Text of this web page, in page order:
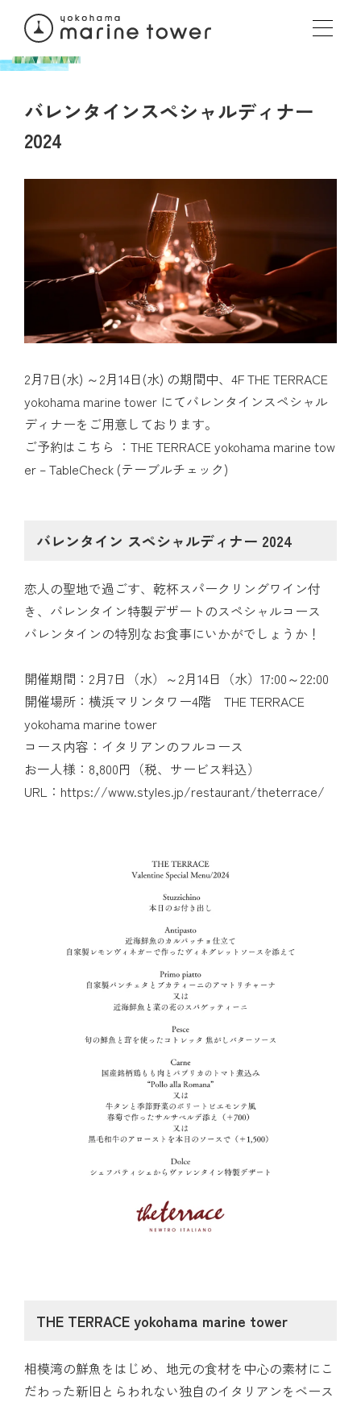
バレンタインスペシャルディナー
2024
2月7日(水) ～2月14日(水) の期間中、4F THE TERRACE
yokohama marine tower にてバレンタインスペシャル
ディナーをご用意しております。
ご予約はこちら ： THE TERRACE yokohama marine tow
er – TableCheck (テーブルチェック)
バレンタイン スペシャルディナー 2024
恋人の聖地で過ごす、乾杯スパークリングワイン付
き、バレンタイン特製デザートのスペシャルコース
バレンタインの特別なお食事にいかがでしょうか！
開催期間：2月7日（水）～2月14日（水）17:00～22:00
開催場所：横浜マリンタワー4階 THE TERRACE
yokohama marine tower
コース内容：イタリアンのフルコース
お一人様：8,800円（税、サービス料込）
URL： https://www.styles.jp/restaurant/theterrace/
THE TERRACE yokohama marine tower
相模湾の鮮魚をはじめ、地元の食材を中心の素材にこ
だわった新旧とらわれない独自のイタリアンをベース